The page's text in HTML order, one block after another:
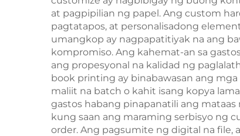
at pagpipilian ng papel. Ang custom
pagtatapos, at personalisadong
umangkop ay nagpapatitiyak na ang
kompromiso. Ang kahemat-an sa
ang propesyonal na kalidad ng
book printing ay binabawasan ang
maliit na batch o kahit isang kopya
gastos habang pinapanatili ang mataas
kung saan ang maraming serbisyo ng
order. Ang pagsumite ng digital na file,